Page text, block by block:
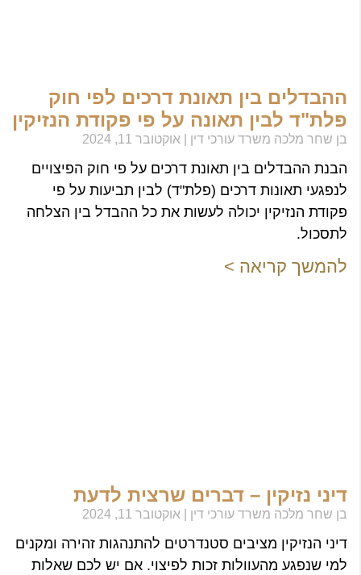
ההבדלים בין תאונת דרכים לפי חוק
פלת"ד לבין תאונה על פי פקודת הנזיקין
בן שחר מלכה משרד עורכי דין אוקטובר 11, 2024
הבנת ההבדלים בין תאונת דרכים על פי חוק הפיצויים
לנפגעי תאונות דרכים (פלת"ד) לבין תביעות על פי
פקודת הנזיקין יכולה לעשות את כל ההבדל בין הצלחה
לתסכול.
להמשך קריאה >
דיני נזיקין – דברים שרצית לדעת
בן שחר מלכה משרד עורכי דין אוקטובר 11, 2024
דיני הנזיקין מציבים סטנדרטים להתנהגות זהירה ומקנים
למי שנפגע מהעוולות זכות לפיצוי. אם יש לכם שאלות